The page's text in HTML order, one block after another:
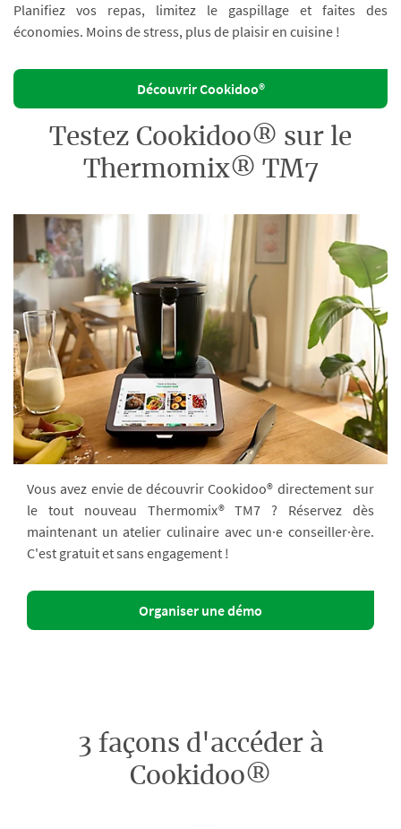
Planifiez vos repas, limitez le gaspillage et faites des
économies. Moins de stress, plus de plaisir en cuisine !
Découvrir Cookidoo®
Testez Cookidoo® sur le
Thermomix® TM7
Vous avez envie de découvrir Cookidoo® directement sur
le tout nouveau Thermomix® TM7 ? Réservez dès
maintenant un atelier culinaire avec un·e conseiller·ère.
C'est gratuit et sans engagement !
Organiser une démo
3 façons d'accéder à
Cookidoo®